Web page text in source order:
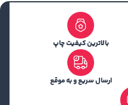
بالاترین کیفیت چاپ
ارسال سریع و به موقع